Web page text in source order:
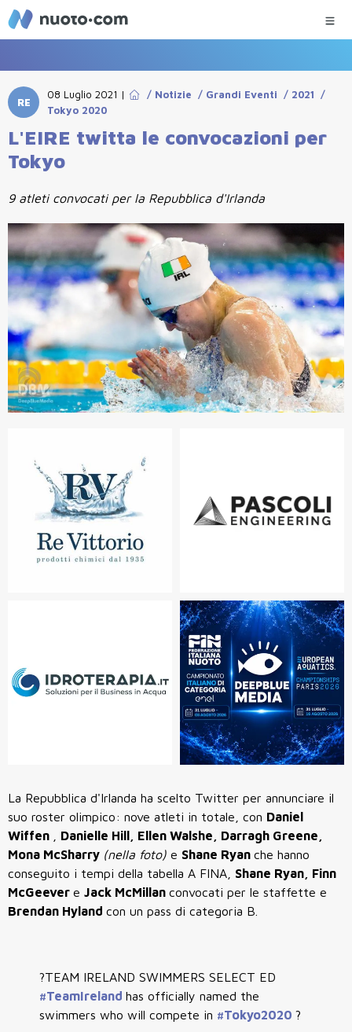
RE
08 Luglio 2021 | / Notizie / Grandi Eventi / 2021 /
Tokyo 2020
L'EIRE twitta le convocazioni per
Tokyo
9 atleti convocati per la Repubblica d'Irlanda
La Repubblica d'Irlanda ha scelto Twitter per annunciare il
suo roster olimpico: nove atleti in totale, con Daniel
Wiffen
Danielle Hill, Ellen Walshe, Darragh Greene,
Mona McSharry (nella foto) e Shane Ryan che hanno
conseguito i tempi della tabella A FINA, Shane Ryan, Finn
McGeever e Jack McMillan convocati per le staffette e
Brendan Hyland con un pass di categoria B.
?TEAM IRELAND SWIMMERS SELECT ED
#TeamIreland has officially named the
swimmers who will compete in #Tokyo2020 ?